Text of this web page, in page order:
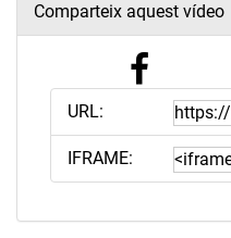
Comparteix aquest vídeo
URL:
IFRAME: